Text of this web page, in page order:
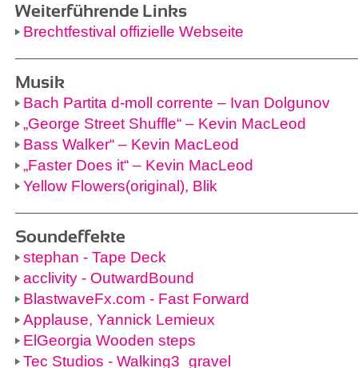
Weiterführende Links
Brechtfestival offizielle Webseite
Musik
Bach Partita d-moll corrente – Ivan Dolgunov
„George Street Shuffle“ – Kevin MacLeod
Bass Walker“ – Kevin MacLeod
„Faster Does it“ – Kevin MacLeod
Yellow Flowers(original), Blik
Soundeffekte
stephan - Tape Deck
acclivity - OutwardBound
BlastwaveFx.com - Fast Forward
Applause, Yannick Lemieux
ElGeorgia Wooden steps
Tec Studios - Walking3_gravel